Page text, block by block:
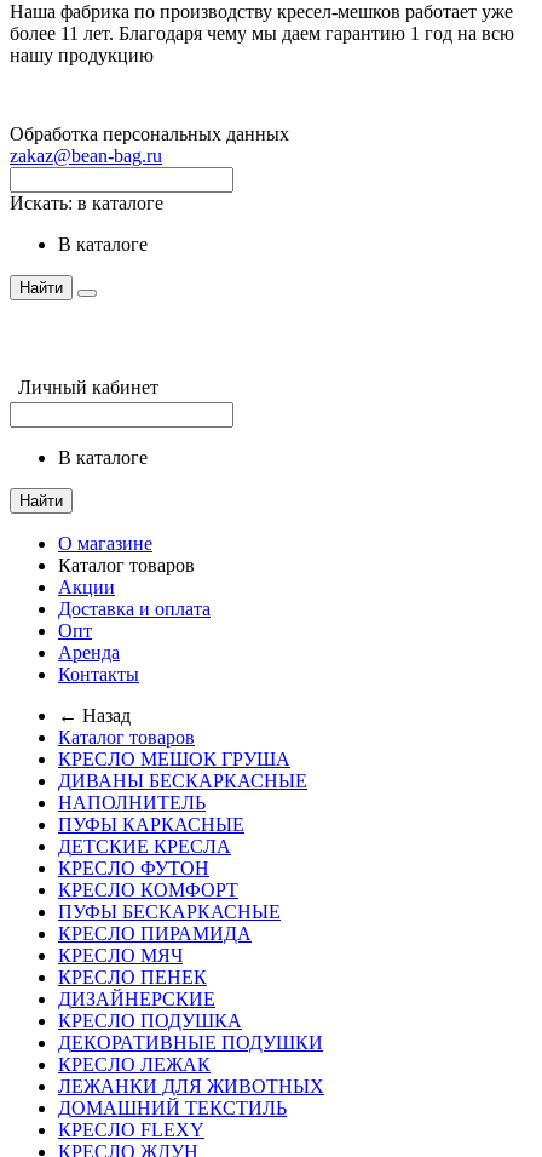
Наша фабрика по производству кресел-мешков работает уже
более 11 лет. Благодаря чему мы даем гарантию 1 год на всю
нашу продукцию
Обработка персональных данных
zakaz@bean-bag.ru
Искать: в каталоге
в каталоге
Найти
Личный кабинет
в каталоге
Найти
О магазине
Каталог товаров
Акции
Доставка и оплата
Опт
Аренда
Контакты
← Назад
Каталог товаров
КРЕСЛО МЕШОК ГРУША
ДИВАНЫ БЕСКАРКАСНЫЕ
НАПОЛНИТЕЛЬ
ПУФЫ КАРКАСНЫЕ
ДЕТСКИЕ КРЕСЛА
КРЕСЛО ФУТОН
КРЕСЛО КОМФОРТ
ПУФЫ БЕСКАРКАСНЫЕ
КРЕСЛО ПИРАМИДА
КРЕСЛО МЯЧ
КРЕСЛО ПЕНЕК
ДИЗАЙНЕРСКИЕ
КРЕСЛО ПОДУШКА
ДЕКОРАТИВНЫЕ ПОДУШКИ
КРЕСЛО ЛЕЖАК
ЛЕЖАНКИ ДЛЯ ЖИВОТНЫХ
ДОМАШНИЙ ТЕКСТИЛЬ
КРЕСЛО FLEXY
КРЕСЛО ЖДУН